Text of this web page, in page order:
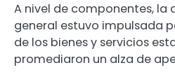
A nivel de componentes, la
general estuvo impulsada
de los bienes y servicios
promediaron un alza de